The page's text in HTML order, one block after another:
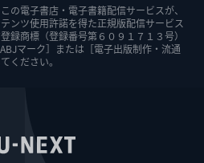
の電子書店・電子書籍配信サービスが、
ンツ使用許諾を得た正規版配信サービス
録商標（登録番号第６０９１７１３号）
マーク］または［電子出版制作・流通
ください。